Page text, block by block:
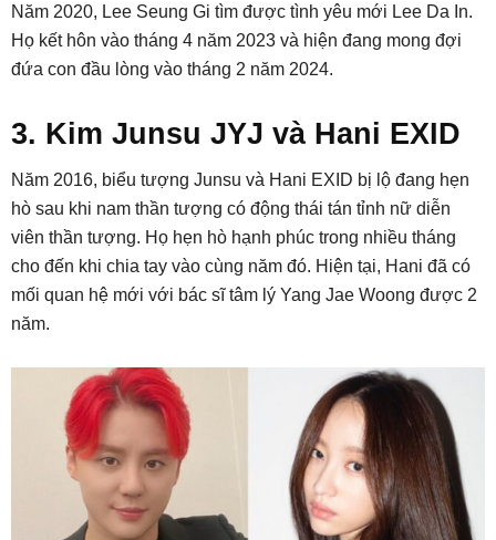
Năm 2020, Lee Seung Gi tìm được tình yêu mới Lee Da In.
Họ kết hôn vào tháng 4 năm 2023 và hiện đang mong đợi
đứa con đầu lòng vào tháng 2 năm 2024.
3. Kim Junsu JYJ và Hani EXID
Năm 2016, biểu tượng Junsu và Hani EXID bị lộ đang hẹn
hò sau khi nam thần tượng có động thái tán tỉnh nữ diễn
viên thần tượng. Họ hẹn hò hạnh phúc trong nhiều tháng
cho đến khi chia tay vào cùng năm đó. Hiện tại, Hani đã có
mối quan hệ mới với bác sĩ tâm lý Yang Jae Woong được 2
năm.